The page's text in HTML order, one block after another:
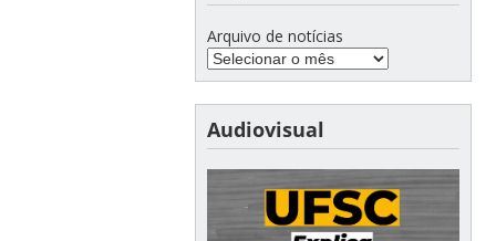
Arquivo de notícias
Audiovisual